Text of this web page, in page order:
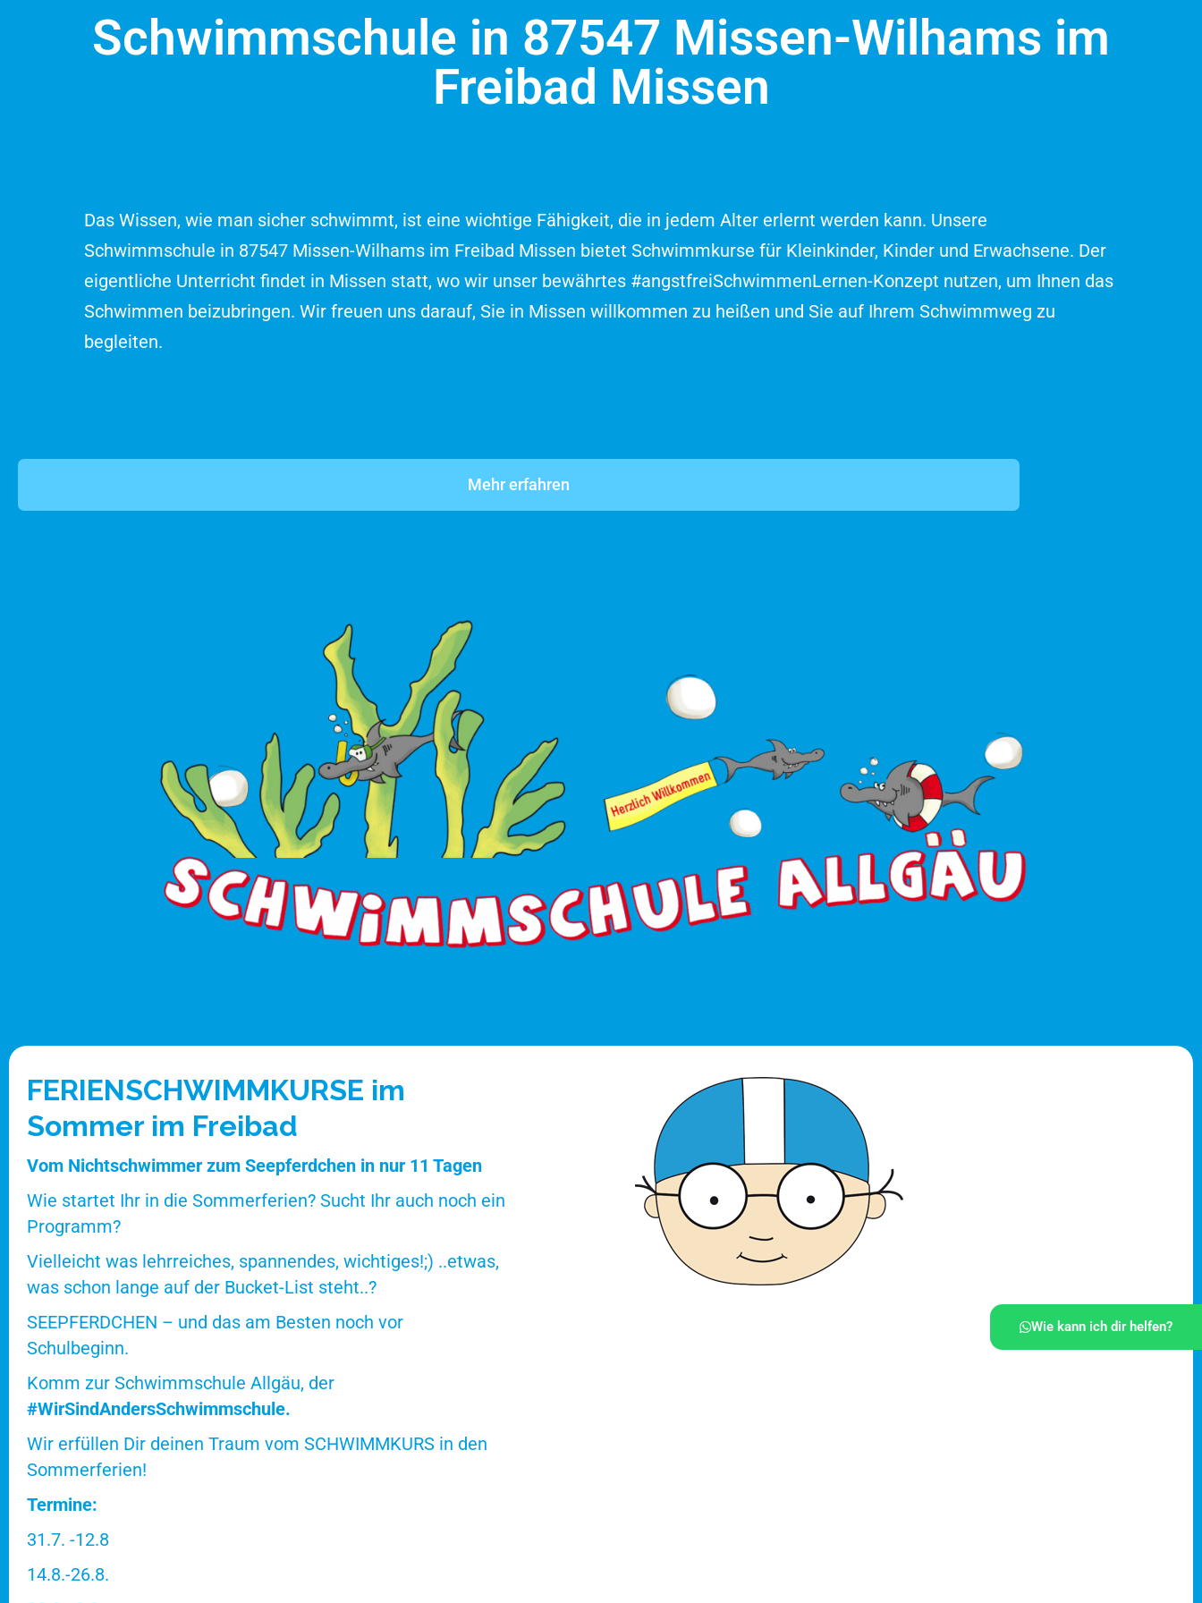
Schwimmschule in 87547 Missen-Wilhams im
Freibad Missen
Das Wissen, wie man sicher schwimmt, ist eine wichtige Fähigkeit, die in jedem Alter erlernt werden kann. Unsere
Schwimmschule in 87547 Missen-Wilhams im Freibad Missen bietet Schwimmkurse für Kleinkinder, Kinder und Erwachsene. Der
eigentliche Unterricht findet in Missen statt, wo wir unser bewährtes #angstfreiSchwimmenLernen-Konzept nutzen, um Ihnen das
Schwimmen beizubringen. Wir freuen uns darauf, Sie in Missen willkommen zu heißen und Sie auf Ihrem Schwimmweg zu
begleiten.
Mehr erfahren
FERIENSCHWIMMKURSE im
Sommer im Freibad
Vom Nichtschwimmer zum Seepferdchen in nur 11 Tagen
Wie startet Ihr in die Sommerferien? Sucht Ihr auch noch ein
Programm?
Vielleicht was lehrreiches, spannendes, wichtiges!;) ..etwas,
was schon lange auf der Bucket-List steht..?
SEEPFERDCHEN – und das am Besten noch vor
Schulbeginn.
Komm zur Schwimmschule Allgäu, der
#WirSindAndersSchwimmschule.
Wir erfüllen Dir deinen Traum vom SCHWIMMKURS in den
Sommerferien!
Termine:
31.7. -12.8
14.8.-26.8.
Wie kann ich dir helfen?